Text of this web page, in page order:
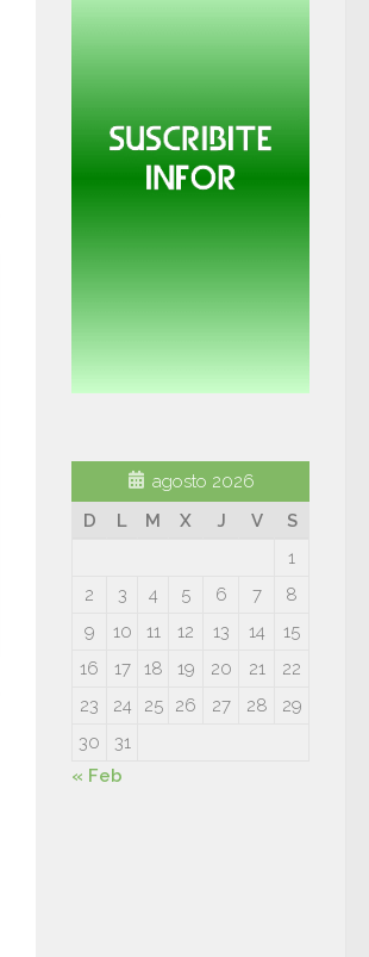
agosto 2026
D
L M X J V
S
1
2
3 4 5 6 7
8
9
10 11 12 13 14
15
16
17 18 19 20 21
22
23
24 25 26 27 28
29
30
31
« Feb